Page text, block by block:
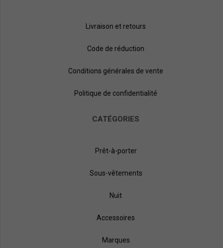
Livraison et retours
Code de réduction
Conditions générales de vente
Politique de confidentialité
CATÉGORIES
Prêt-à-porter
Sous-vêtements
Nuit
Accessoires
Marques